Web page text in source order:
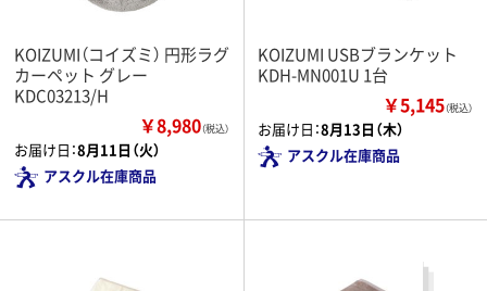
KOIZUMI（コイズミ） 円形ラグ
カーペット グレー
KDC03213/H
￥8,980（税込）
お届け日：8月11日（火）
アスクル在庫商品
KOIZUMI USBブランケット
KDH-MN001U 1台
￥5,145（税込）
お届け日：8月13日（木）
アスクル在庫商品